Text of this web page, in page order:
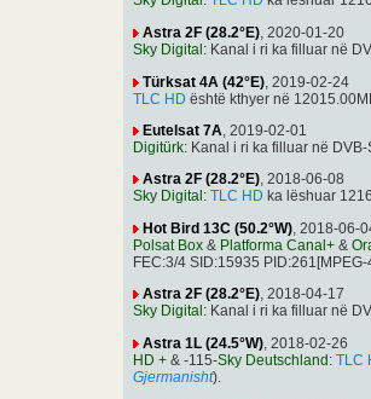
Astra 2F (28.2°E), 2020-01-20
Sky Digital : Kanal i ri ka filluar në
Türksat 4A (42°E), 2019-02-24
TLC HD është kthyer në
Eutelsat 7A, 2019-02-01
Digitürk: Kanal i ri ka filluar në
Astra 2F (28.2°E), 2018-06-08
Sky Digital : TLC HD ka lëshuar
Hot Bird 13C (50.2°W) , 2018-06-
Polsat Box & Platforma Canal+ &
FEC:3/4 SID:15935 PID:261[MPEG-
Astra 2F (28.2°E) , 2018-04-17
Sky Digital: Kanal i ri ka filluar në
Astra 1L (24.5°W) , 2018-02-26
HD + & -115-Sky Deutschland: TLC
Gjermanisht).